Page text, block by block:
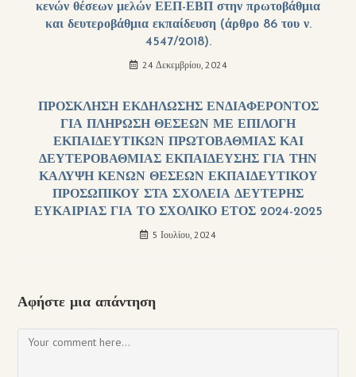
κενών θέσεων μελών ΕΕΠ-ΕΒΠ στην πρωτοβάθμια
και δευτεροβάθμια εκπαίδευση (άρθρο 86 του ν.
4547/2018).
24 Δεκεμβρίου, 2024
ΠΡΟΣΚΛΗΣΗ ΕΚΔΗΛΩΣΗΣ ΕΝΔΙΑΦΕΡΟΝΤΟΣ
ΓΙΑ ΠΛΗΡΩΣΗ ΘΕΣΕΩΝ ΜΕ ΕΠΙΛΟΓΗ
ΕΚΠΑΙΔΕΥΤΙΚΩΝ ΠΡΩΤΟΒΑΘΜΙΑΣ ΚΑΙ
ΔΕΥΤΕΡΟΒΑΘΜΙΑΣ ΕΚΠΑΙΔΕΥΣΗΣ ΓΙΑ ΤΗΝ
ΚΑΛΥΨΗ ΚΕΝΩΝ ΘΕΣΕΩΝ ΕΚΠΑΙΔΕΥΤΙΚΟΥ
ΠΡΟΣΩΠΙΚΟΥ ΣΤΑ ΣΧΟΛΕΙΑ ΔΕΥΤΕΡΗΣ
ΕΥΚΑΙΡΙΑΣ ΓΙΑ ΤΟ ΣΧΟΛΙΚΟ ΕΤΟΣ 2024-2025
5 Ιουλίου, 2024
Αφήστε μια απάντηση